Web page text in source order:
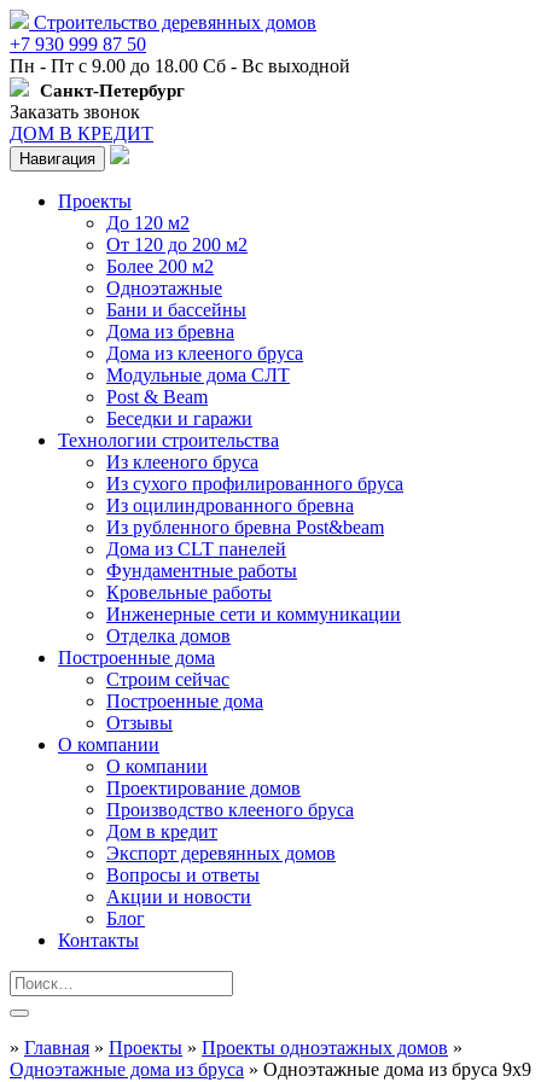
Строительство деревянных домов
+7 930 999 87 50
Пн - Пт с 9.00 до 18.00 Сб - Вс выходной
Санкт-Петербург
Заказать звонок
ДОМ В КРЕДИТ
Навигация
Проекты
До 120 м2
От 120 до 200 м2
Более 200 м2
Одноэтажные
Бани и бассейны
Дома из бревна
Дома из клееного бруса
Модульные дома СЛТ
Post & Beam
Беседки и гаражи
Технологии строительства
Из клееного бруса
Из сухого профилированного бруса
Из оцилиндрованного бревна
Из рубленного бревна Post&beam
Дома из CLT панелей
Фундаментные работы
Кровельные работы
Инженерные сети и коммуникации
Отделка домов
Построенные дома
Строим сейчас
Построенные дома
Отзывы
О компании
О компании
Проектирование домов
Производство клееного бруса
Дом в кредит
Экспорт деревянных домов
Вопросы и ответы
Акции и новости
Блог
Контакты
» Главная » Проекты » Проекты одноэтажных домов »
Одноэтажные дома из бруса » Одноэтажные дома из бруса 9х9